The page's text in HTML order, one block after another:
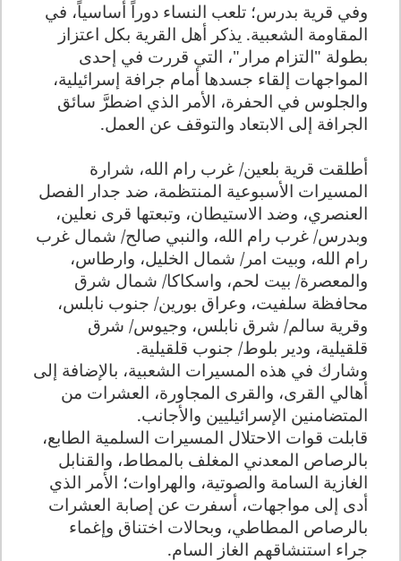
وفي قرية بدرس؛ تلعب النساء دوراً أساسياً، في
المقاومة الشعبية. يذكر أهل القرية بكل اعتزاز
بطولة "التزام مرار"، التي قررت في إحدى
المواجهات إلقاء جسدها أمام جرافة إسرائيلية،
والجلوس في الحفرة، الأمر الذي اضطرَّ سائق
الجرافة إلى الابتعاد والتوقف عن العمل.
أطلقت قرية بلعين/ غرب رام الله، شرارة
المسيرات الأسبوعية المنتظمة، ضد جدار الفصل
العنصري، وضد الاستيطان، وتبعتها قرى نعلين،
وبدرس/ غرب رام الله، والنبي صالح/ شمال غرب
رام الله، وبيت امر/ شمال الخليل، وارطاس،
والمعصرة/ بيت لحم، واسكاكا/ شمال شرق
محافظة سلفيت، وعراق بورين/ جنوب نابلس،
وقرية سالم/ شرق نابلس، وجيوس/ شرق
قلقيلية، ودير بلوط/ جنوب قلقيلية.
وشارك في هذه المسيرات الشعبية، بالإضافة إلى
أهالي القرى، والقرى المجاورة، العشرات من
المتضامنين الإسرائيليين والأجانب.
قابلت قوات الاحتلال المسيرات السلمية الطابع،
بالرصاص المعدني المغلف بالمطاط، والقنابل
الغازية السامة والصوتية، والهراوات؛ الأمر الذي
أدى إلى مواجهات، أسفرت عن إصابة العشرات
بالرصاص المطاطي، وبحالات اختناق وإغماء
جراء استنشاقهم الغاز السام.